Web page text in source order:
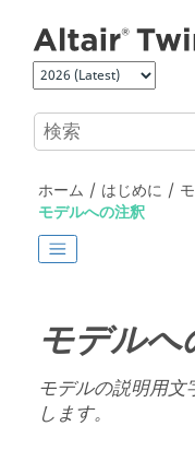
ホーム はじめに
モデルへの注釈
モデルへ
モデルの説明用
します。